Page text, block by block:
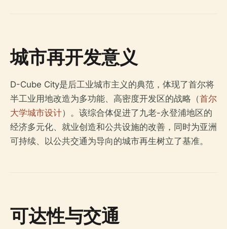
城市再开发意义
D-Cube City是后工业城市主义的典范，体现了首尔将
半工业用地改造为多功能、高密度开发区的战略（首尔
大学城市设计）。该综合体促进了九老-永登浦地区的
经济多元化、就业创造和公共设施的改善，同时为亚洲
可持续、以公共交通为导向的城市再生树立了基准。
可达性与交通